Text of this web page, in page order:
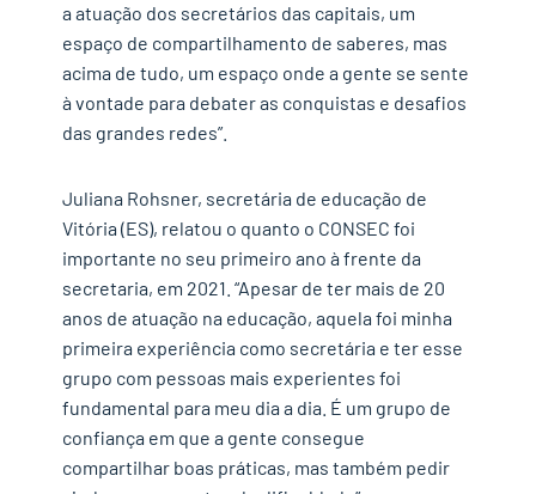
a atuação dos secretários das capitais, um
espaço de compartilhamento de saberes, mas
acima de tudo, um espaço onde a gente se sente
à vontade para debater as conquistas e desafios
das grandes redes”.
Juliana Rohsner, secretária de educação de
Vitória (ES), relatou o quanto o CONSEC foi
importante no seu primeiro ano à frente da
secretaria, em 2021. “Apesar de ter mais de 20
anos de atuação na educação, aquela foi minha
primeira experiência como secretária e ter esse
grupo com pessoas mais experientes foi
fundamental para meu dia a dia. É um grupo de
confiança em que a gente consegue
compartilhar boas práticas, mas também pedir